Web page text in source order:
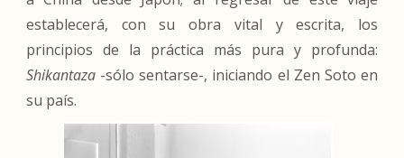
establecerá, con su obra vital y escrita, los
principios de la práctica más pura y profunda:
Shikantaza-sólo sentarse-, iniciando el Zen Soto en
su país.